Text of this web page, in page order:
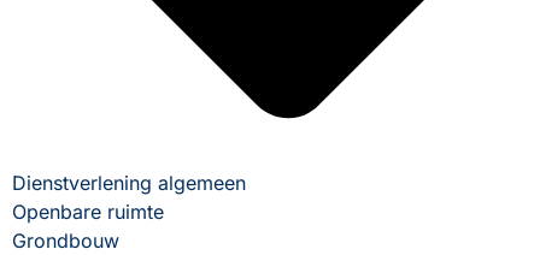
Dienstverlening algemeen
Openbare ruimte
Grondbouw